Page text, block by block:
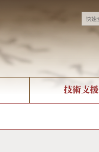
技術支援